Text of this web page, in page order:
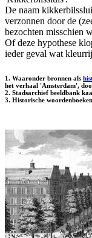
De naam
verzonnen door de
bezochten misschien
Of deze hypothese
ieder geval wat
1. Waaronder bronnen als
het verhaal 'Amsterdam',
2. Stadsarchief beeldbank
3. Historische woordenboeken